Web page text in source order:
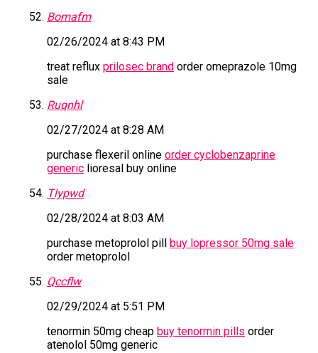
Bomafm
02/26/2024 at 8:43 PM
treat reflux prilosec brandorder omeprazole 10mg
sale
Ruqnhl
02/27/2024 at 8:28 AM
purchase flexeril online order cyclobenzaprine
genericlioresal buy online
Tlypwd
02/28/2024 at 8:03 AM
purchase metoprolol pill buy lopressor 50mg sale
order metoprolol
Qccflw
02/29/2024 at 5:51 PM
tenormin 50mg cheap buy tenormin pills order
atenolol 50mg generic